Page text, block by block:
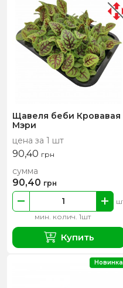
Щавеля беби Кровавая
Мэри
цена за 1 шт
90,40 грн
мин. колич. 1шт
сумма
90,40 грн
Купить
Новинка